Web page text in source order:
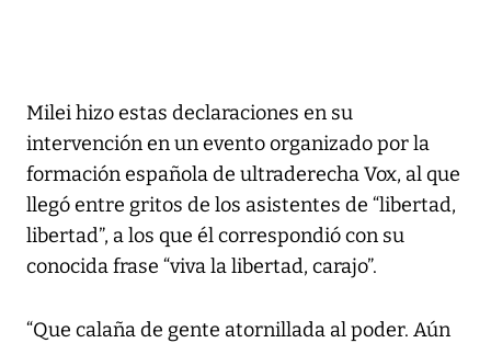
Milei hizo estas declaraciones en su
intervención en un evento organizado por la
formación española de ultraderecha Vox, al que
llegó entre gritos de los asistentes de “libertad,
libertad”, a los que él correspondió con su
conocida frase “viva la libertad, carajo”.
“Que calaña de gente atornillada al poder. Aún